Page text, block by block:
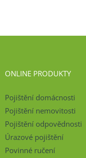
ONLINE PRODUKTY
Pojištění domácnosti
Pojištění nemovitosti
Pojištění odpovědnosti
Úrazové pojištění
Povinné ručení